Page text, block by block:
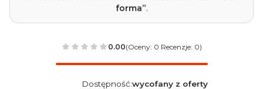
forma”.
0.00(Oceny: 0 Recenzje: 0)
Dostępność:wycofany z oferty